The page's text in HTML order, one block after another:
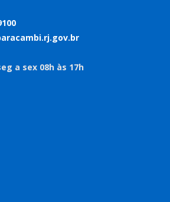
a sex 08h às 17h